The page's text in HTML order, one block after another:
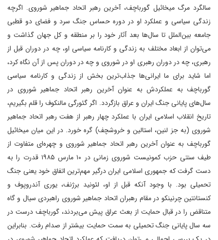
سالگرد مرگ میخائیل گورباچف، آخرین رهبر اتحاد جماهیر شوروی. اگرچه
زندگی سیاسی و عملکرد او در دوره حساس جنگ سرد و فضای دو قطبی
جامعه بین‌الملل تا سال‌ها بعد آثار خود را بر منطقه و کل جهان گذاشت و
می‌توان از ابعاد مختلف به زندگی و کارنامه سیاسی او، چه در دوران قبل از
رهبری، چه در دوران رهبری او در شوروی و چه در دوران پس از آن نگاه کرد،
اما شاید برای ما ایرانی‌ها جذاب‌ترین بخش از زندگی و کارنامه سیاسی
گورباچف به عملکردش به عنوان آخرین رهبر اتحاد جماهیر شوروی در
سال‌های پایانی جنگ ایران و عراق بازگردد. اگر گئورگی مالنکوف را قلم بگیریم،
تاریخ انقلاب اسلامی ایران با عملکرد چهار رهبر از هفت رهبر اتحاد جماهیر
شوروی (به جز لنین، استالین و خروشچف) گره خورد. در این میان میخائیل
گورباچف به عنوان آخرین رهبر اتحاد جماهیر شوروی و چهره‌ای متفاوت از
طیف سنتی حزب کمونیست شوروی زمانی در ۱۰ مارس ۱۹۸۵ قدرت را به
دست گرفت که جمهوری اسلامی ایران درگیر مهم‌ترین اتفاق خود یعنی جنگ
تحمیلی بود. با وجود آنکه قبل از او، لئونید برژنف، یوری آندروپوف و
کنستانتین چرنینکو در مقام رهبران اتحاد جماهیر شوروی راهبردی سیال و گاه
متناقض را در قبال حمایت از بعث عراق پیش می‌بردند، گورباچف درست در
سه سال پایانی جنگ تحمیلی به سمت حمایت بیشتر از صدام رفت. بنابراین